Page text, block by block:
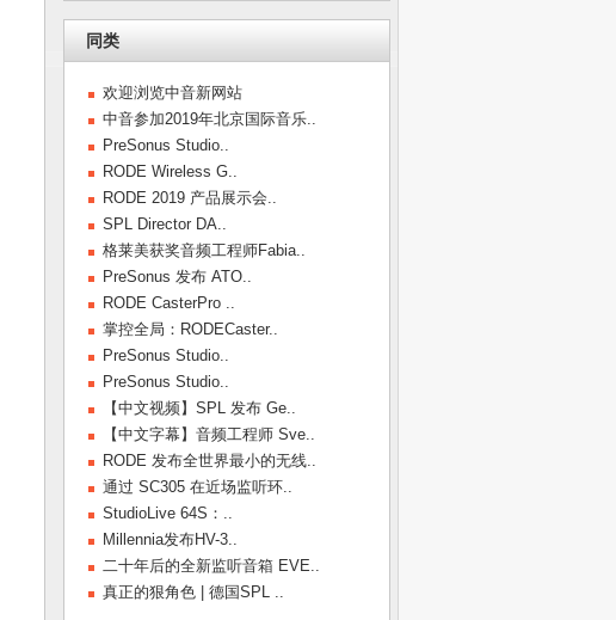
同类
欢迎浏览中音新网站
中音参加2019年北京国际音乐..
PreSonus Studio..
RODE Wireless G..
RODE 2019 产品展示会..
SPL Director DA..
格莱美获奖音频工程师Fabia..
PreSonus 发布 ATO..
RODE CasterPro ..
掌控全局：RODECaster..
PreSonus Studio..
PreSonus Studio..
【中文视频】SPL 发布 Ge..
【中文字幕】音频工程师 Sve..
RODE 发布全世界最小的无线..
通过 SC305 在近场监听环..
StudioLive 64S：..
Millennia发布HV-3..
二十年后的全新监听音箱 EVE..
真正的狠角色 | 德国SPL ..